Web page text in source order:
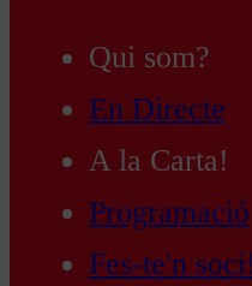
Qui som?
En Directe
A la Carta!
Programació
Fes-te'n soci!